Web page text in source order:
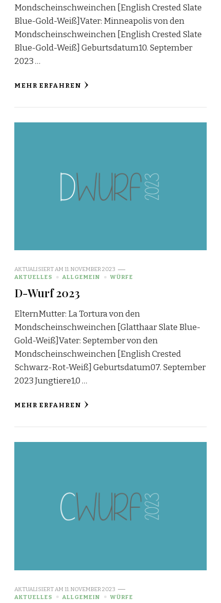
Mondscheinschweinchen [English Crested Slate
Blue-Gold-Weiß]Vater: Minneapolis von den
Mondscheinschweinchen [English Crested Slate
Blue-Gold-Weiß] Geburtsdatum10. September
2023 …
MEHR ERFAHREN
AKTUALISIERT AM 11. NOVEMBER 2023
AKTUELLES
ALLGEMEIN WÜRFE
D-Wurf 2023
ElternMutter: La Tortura von den
Mondscheinschweinchen [Glatthaar Slate Blue-
Gold-Weiß]Vater: September von den
Mondscheinschweinchen [English Crested
Schwarz-Rot-Weiß] Geburtsdatum07. September
2023 Jungtiere1,0 …
MEHR ERFAHREN
AKTUALISIERT AM 11. NOVEMBER 2023
AKTUELLES
ALLGEMEIN WÜRFE